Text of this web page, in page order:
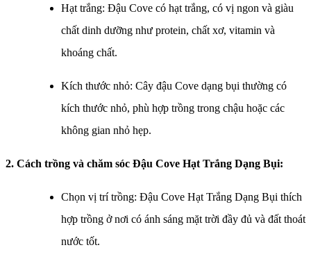
Hạt trắng: Đậu Cove có hạt trắng, có vị ngon và giàu
chất dinh dưỡng như protein, chất xơ, vitamin và
khoáng chất.
Kích thước nhỏ: Cây đậu Cove dạng bụi thường có
kích thước nhỏ, phù hợp trồng trong chậu hoặc các
không gian nhỏ hẹp.
2. Cách trồng và chăm sóc Đậu Cove Hạt Trắng Dạng Bụi:
Chọn vị trí trồng: Đậu Cove Hạt Trắng Dạng Bụi thích
hợp trồng ở nơi có ánh sáng mặt trời đầy đủ và đất thoát
nước tốt.